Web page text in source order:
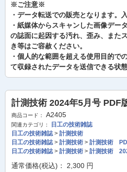
※ご注意※
・データ転送での販売となります。
・紙媒体からスキャンした画像デー
の誌面に起因する汚れ、歪み、また
き等はご容赦ください。
・個人的な範囲を超える使用目的で
て収録されたデータを送信できる状
計測技術 2024年5月号 PDF
商品コード： A2405
関連カテゴリ：
日工の技術雑誌
日工の技術雑誌> 計測技術
日工の技術雑誌> 計測技術 > 計測技術
日工の技術雑誌> 計測技術 > 計測技術
通常価格(税込)： 2,300 円